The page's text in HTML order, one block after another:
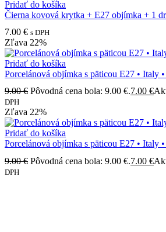
Pridať do košíka
Čierna kovová krytka + E27 objímka + 1
7.00 € s DPH
Zľava 22%
Pridať do košíka
Porcelánová objímka s päticou E27 • Italy
9.00€ Pôvodná cena bola: 9.00 €.7.00 €
DPH
Zľava 22%
Pridať do košíka
Porcelánová objímka s päticou E27 • Italy
9.00€ Pôvodná cena bola: 9.00 €.7.00 €
DPH